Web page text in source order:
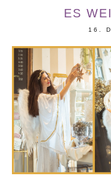
ES
16.